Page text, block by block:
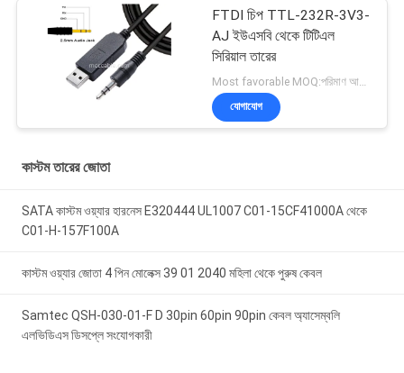
FTDI চিপ TTL-232R-3V3-
AJ ইউএসবি থেকে টিটিএল
সিরিয়াল তারের
যোগাযোগ
কাস্টম তারের জোতা
SATA কাস্টম ওয়্যার হারনেস E320444 UL1007 C01-15CF41000A থেকে
C01-H-157F100A
কাস্টম ওয়্যার জোতা 4 পিন মোলেক্স 39 01 2040 মহিলা থেকে পুরুষ কেবল
Samtec QSH-030-01-F D 30pin 60pin 90pin কেবল অ্যাসেম্বলি
এলভিডিএস ডিসপ্লে সংযোগকারী